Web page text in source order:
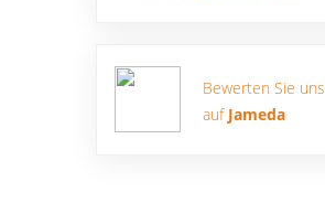
Bewerten Sie uns
auf Jameda